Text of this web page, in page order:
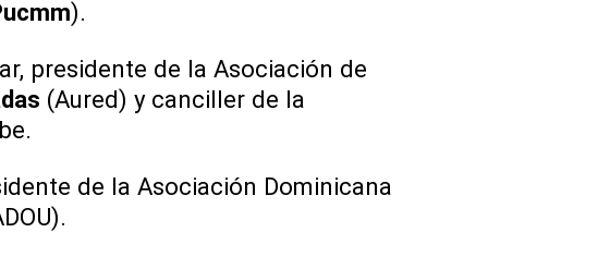
).
presidente de la Asociación de
(Aured) y canciller de la
de la Asociación Dominicana